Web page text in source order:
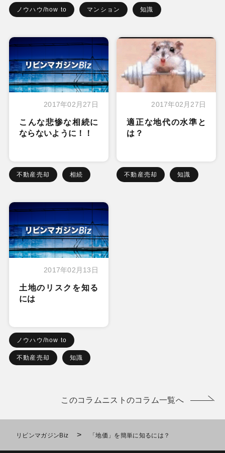
ノウハウ/how to マンション 知識
2017年02月27日
こんな悲惨な相続に
ならないように！！
不動産売却 相続
2017年02月27日
適正な地代の水準と
は？
不動産売却 知識
2017年02月13日
土地のリスクを知る
には
ノウハウ/how to
不動産売却 知識
このコラムニストのコラム一覧へ
リビンマガジンBiz > 「地価」を簡単に知るには？